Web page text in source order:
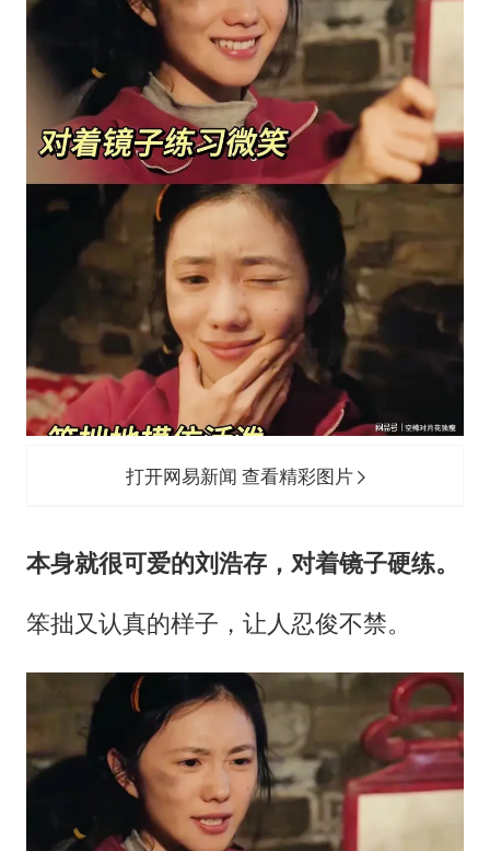
打开网易新闻 查看精彩图片
本身就很可爱的刘浩存，对着镜子硬练。
笨拙又认真的样子，让人忍俊不禁。